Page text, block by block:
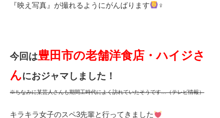
『映え写真』が撮れるようにがんばります
‍♀️
今回は豊田市の老舗洋食店・ハイジさ
んにおジャマしました！
※ちなみに某芸人さんも期間工時代によく訪れていたそうです…（テレビ情報）
キラキラ女子のスペ3先輩と行ってきました